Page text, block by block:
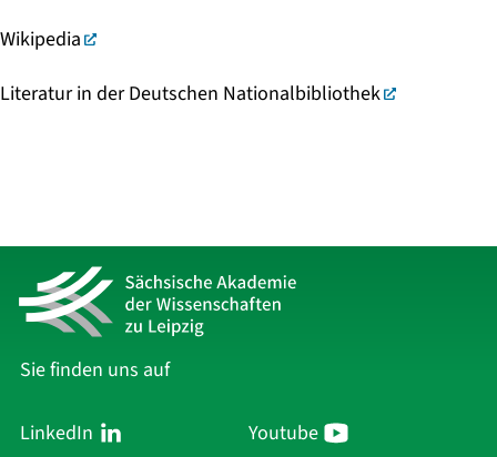
Wikipedia
Literatur in der Deutschen Nationalbibliothek
Sie finden uns auf
LinkedIn
Youtube